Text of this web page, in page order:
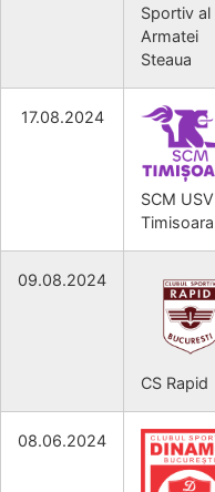
Sportiv al
Armatei
Steaua
17.08.2024
SCM USV
Timisoara
09.08.2024
CS Rapid
08.06.2024